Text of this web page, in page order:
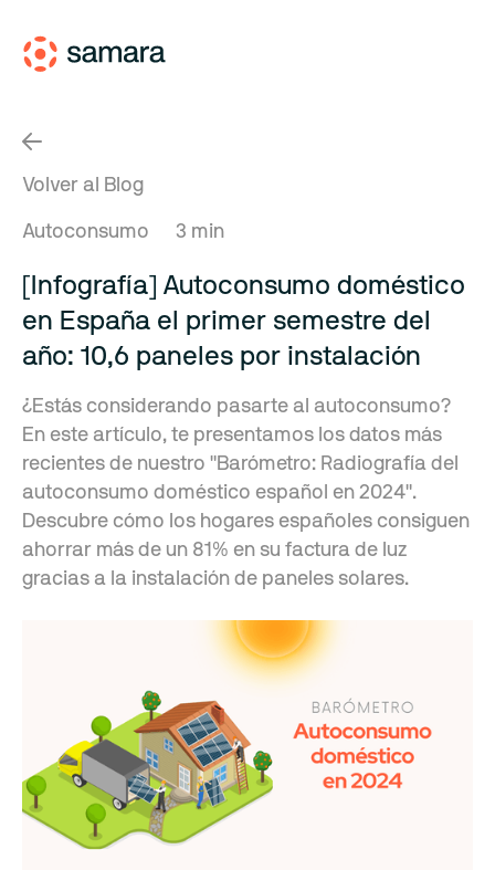
Volver al Blog
Autoconsumo 3 min
[Infografía] Autoconsumo doméstico
en España el primer semestre del
año: 10,6 paneles por instalación
¿Estás considerando pasarte al autoconsumo?
En este artículo, te presentamos los datos más
recientes de nuestro "Barómetro: Radiografía del
autoconsumo doméstico español en 2024".
Descubre cómo los hogares españoles consiguen
ahorrar más de un 81% en su factura de luz
gracias a la instalación de paneles solares.